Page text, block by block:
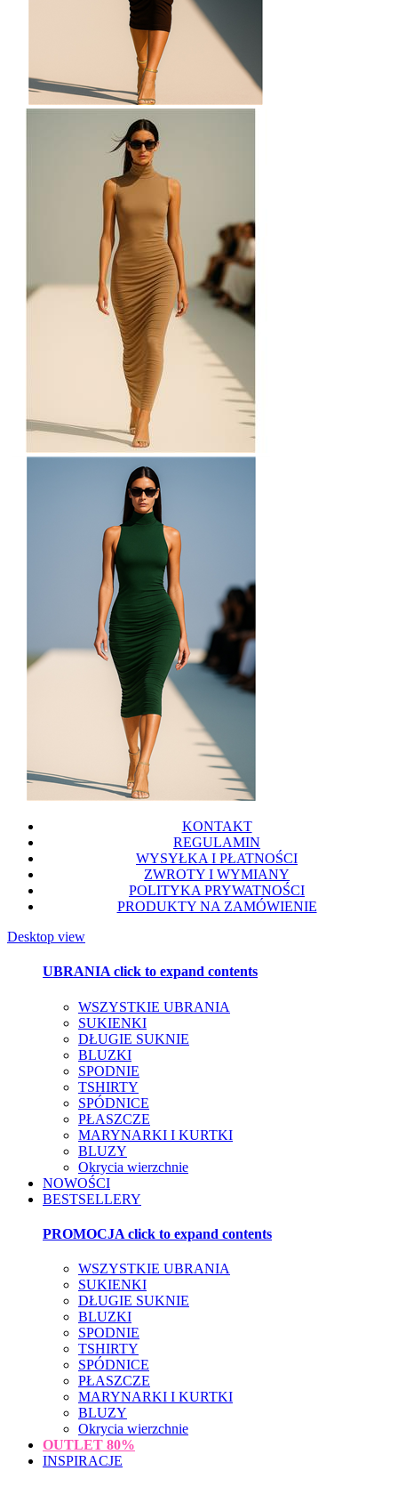
KONTAKT
REGULAMIN
WYSYŁKA I PŁATNOŚCI
ZWROTY I WYMIANY
POLITYKA PRYWATNOŚCI
PRODUKTY NA ZAMÓWIENIE
Desktop view
UBRANIAclick to expand contents
WSZYSTKIE UBRANIA
SUKIENKI
DŁUGIE SUKNIE
BLUZKI
SPODNIE
TSHIRTY
SPÓDNICE
PŁASZCZE
MARYNARKI I KURTKI
BLUZY
Okrycia wierzchnie
NOWOŚCI
BESTSELLERY
PROMOCJA click to expand contents
WSZYSTKIE UBRANIA
SUKIENKI
DŁUGIE SUKNIE
BLUZKI
SPODNIE
TSHIRTY
SPÓDNICE
PŁASZCZE
MARYNARKI I KURTKI
BLUZY
Okrycia wierzchnie
OUTLET 80%
INSPIRACJE